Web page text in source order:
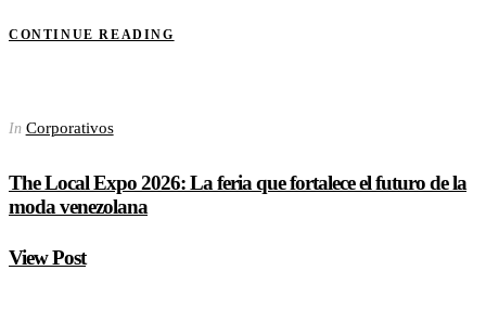
CONTINUE READING
In Corporativos
The Local Expo 2026: La feria que fortalece el futuro de la
moda venezolana
View Post